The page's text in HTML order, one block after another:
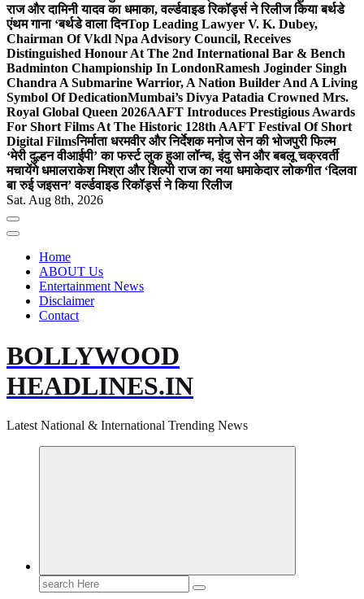
राज और दामिनी यादव का धमाका, वर्ल्डवाइड रिकॉर्ड्स ने रिलीज किया बर्थडे
एंथम गाना ‘बर्थडे वाला दिनTop Leading Lawyer V. K. Dubey,
Chairman Of Vkdl Npa Advisory Council, Receives
Distinguished Honour At The 2nd International Bar & Bench
Badminton Championship In LondonRamesh Joginder Singh
Chandra A Submarine Warrior, A Nation Builder And A Living
Symbol Of DedicationMumbai’s Divya Patadia Crowned Mrs.
Royal Global Queen 2026AAFT Introduces Prestigious Awards
For Short Films At The Historic 128th AAFT Festival Of Short
Digital Filmsनिर्माता धरमवीर और निर्देशक मनोज सेन की भोजपुरी फिल्म
‘मेरी दुल्हन वीआईपी’ का फर्स्ट लुक हुआ लॉन्च, इंदु सेन और बबलू चक्रवर्ती
मचायेंगे धमालराकेश मिश्रा और शिल्पी राज का नया धमाकेदार लोकगीत ‘दिलवा
बा रुई जइसन’ वर्ल्डवाइड रिकॉर्ड्स ने किया रिलीज
Sat. Aug 8th, 2026
Home
ABOUT Us
Entertainment News
Disclaimer
Contact
BOLLYWOOD
HEADLINES.IN
Latest National & International Trending News
Search
for: